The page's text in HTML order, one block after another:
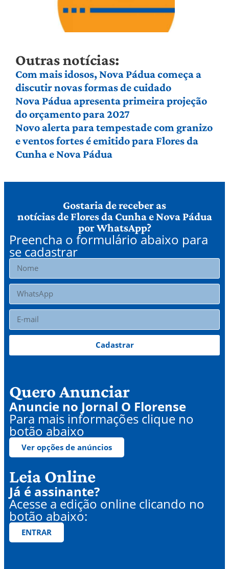
Outras notícias:
Com mais idosos, Nova Pádua começa a
discutir novas formas de cuidado
Nova Pádua apresenta primeira projeção
do orçamento para 2027
Novo alerta para tempestade com granizo
e ventos fortes é emitido para Flores da
Cunha e Nova Pádua
Gostaria de receber as
notícias de Flores da Cunha e Nova Pádua
por WhatsApp?
Preencha o formulário abaixo para
se cadastrar
Cadastrar
Quero Anunciar
Anuncie no Jornal O Florense
Para mais informações clique no
botão abaixo
Ver opções de anúncios
Leia Online
Já é assinante?
Acesse a edição online clicando no
botão abaixo:
ENTRAR